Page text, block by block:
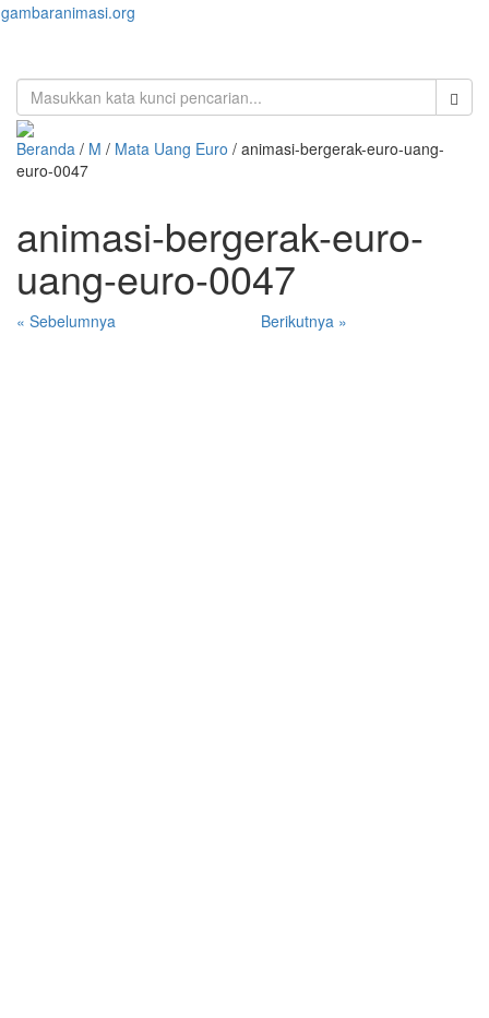
gambaranimasi.org
Beranda / M / Mata Uang Euro / animasi-bergerak-euro-uang-
euro-0047
animasi-bergerak-euro-
uang-euro-0047
« Sebelumnya Berikutnya »